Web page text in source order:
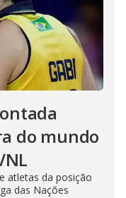
do mundo
atletas da posição
das Nações